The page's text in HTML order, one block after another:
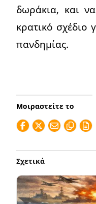
δωράκια, και
κρατικό σχέδιο
πανδημίας.
Μοιραστείτε το
Σχετικά